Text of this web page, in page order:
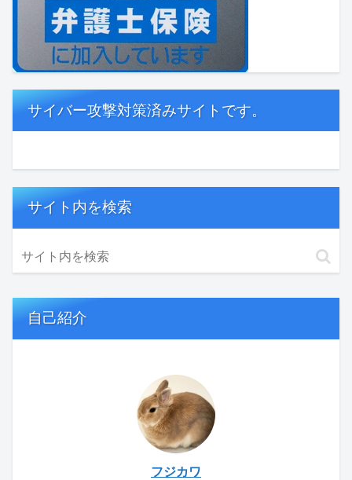
サイバー攻撃対策済みサイトです。
サイト内を検索
自己紹介
フジカワ